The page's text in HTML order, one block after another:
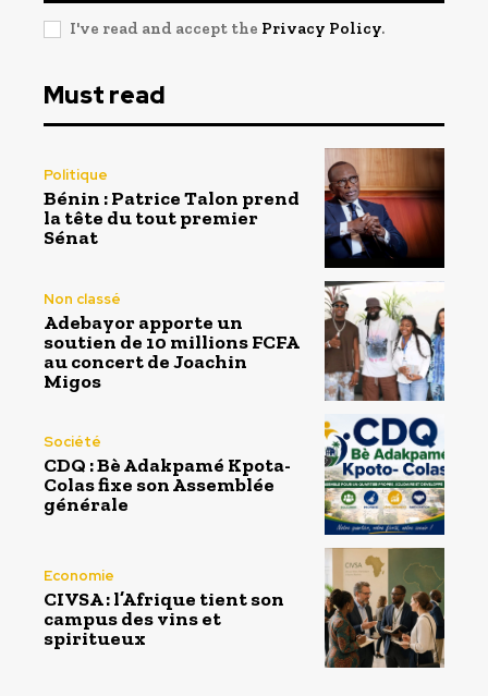
I've read and accept the Privacy Policy.
Must read
Politique
Bénin : Patrice Talon prend
la tête du tout premier
Sénat
Non classé
Adebayor apporte un
soutien de 10 millions FCFA
au concert de Joachin
Migos
Société
CDQ : Bè Adakpamé Kpota-
Colas fixe son Assemblée
générale
Economie
CIVSA : l’Afrique tient son
campus des vins et
spiritueux